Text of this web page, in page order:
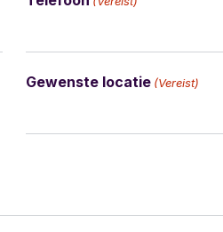
Gewenste locatie (Vereist)